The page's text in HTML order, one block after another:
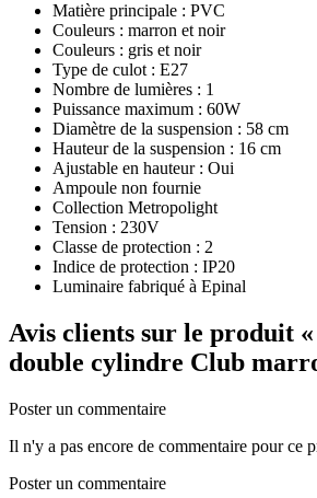
Matière principale : PVC
Couleurs : marron et noir
Couleurs : gris et noir
Type de culot : E27
Nombre de lumières : 1
Puissance maximum : 60W
Diamètre de la suspension : 58 cm
Hauteur de la suspension : 16 cm
Ajustable en hauteur : Oui
Ampoule non fournie
Collection Metropolight
Tension : 230V
Classe de protection : 2
Indice de protection : IP20
Luminaire fabriqué à Epinal
Avis clients sur le produit
double cylindre Club
Poster un commentaire
Il n'y a pas encore de commentaire pour ce
Poster un commentaire